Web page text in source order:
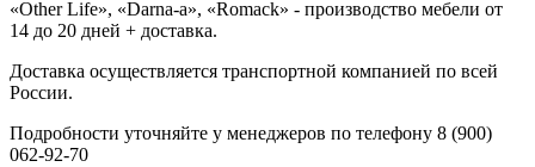
«Other Life», «Darna-a», «Romack» - производство мебели от
14 до 20 дней + доставка.
Доставка осуществляется транспортной компанией по всей
России.
Подробности уточняйте у менеджеров по телефону 8 (900)
062-92-70